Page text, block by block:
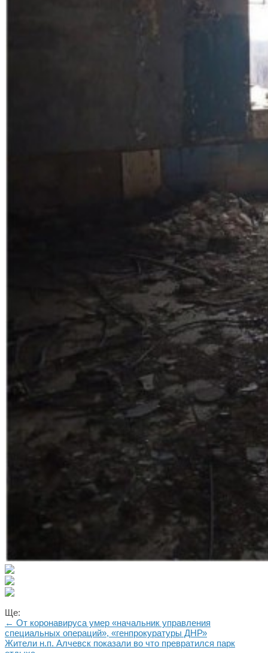
Ще:
← От коронавируса умер «начальник управления
специальных операций», «генпрокуратуры ДНР»
Жители н.п. Алчевск показали во что превратился парк